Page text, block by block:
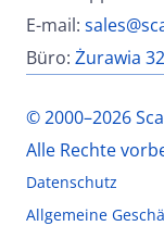
© 2000–2026
Alle Rechte
Datenschutz
Allgemeine
E-mail:
Büro: Żurawia